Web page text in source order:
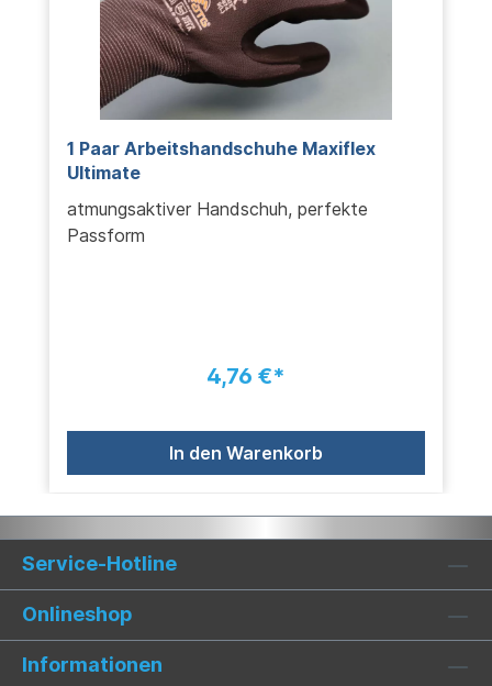
1 Paar Arbeitshandschuhe Maxiflex
Ultimate
atmungsaktiver Handschuh, perfekte
Passform
4,76 €*
In den Warenkorb
Service-Hotline
Onlineshop
Informationen